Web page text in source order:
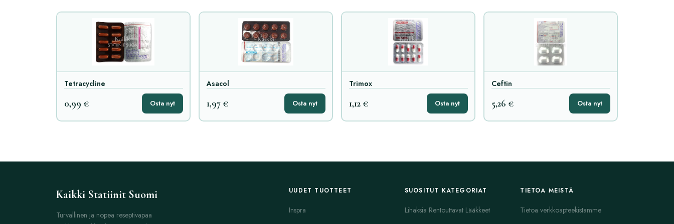
Tetracycline
0,99 € Osta nyt
Asacol
1,97 € Osta nyt
Trimox
1,12 € Osta nyt
Ceftin
5,26 € Osta nyt
Kaikki Statiinit Suomi
Turvallinen ja nopea reseptivapaa
UUDET TUOTTEET
Inspra
SUOSITUT KATEGORIAT
Lihaksia Rentouttavat Lääkkeet
TIETOA MEISTÄ
Tietoa verkkoapteekistamme